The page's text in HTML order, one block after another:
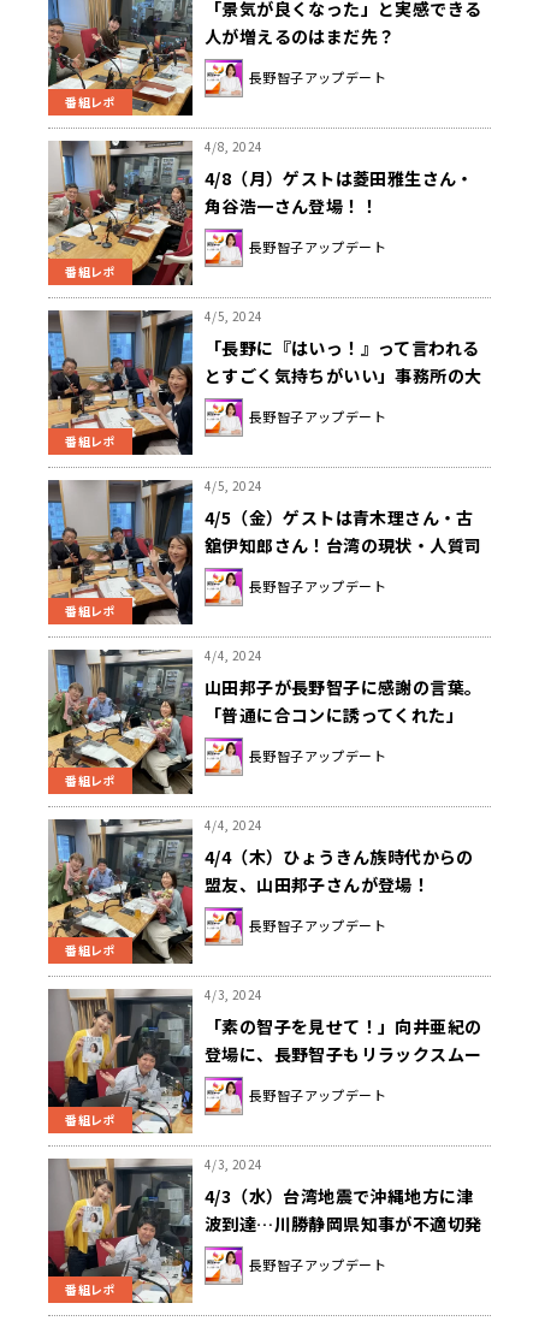
番組レポ
「景気が良くなった」と実感できる
人が増えるのはまだ先？
長野智子アップデート
番組レポ
4/8, 2024
4/8（月）ゲストは菱田雅生さん・
角谷浩一さん登場！！
長野智子アップデート
番組レポ
4/5, 2024
「長野に『はいっ！』って言われる
とすごく気持ちがいい」事務所の大
先輩・古舘伊知郎の発言に長野智子
もタジタジ！？
長野智子アップデート
番組レポ
4/5, 2024
4/5（金）ゲストは青木理さん・古
舘伊知郎さん！台湾の現状・人質司
法について深掘り
長野智子アップデート
番組レポ
4/4, 2024
山田邦子が長野智子に感謝の言葉。
「普通に合コンに誘ってくれた」
長野智子アップデート
番組レポ
4/4, 2024
4/4（木）ひょうきん族時代からの
盟友、山田邦子さんが登場！
長野智子アップデート
番組レポ
4/3, 2024
「素の智子を見せて！」向井亜紀の
登場に、長野智子もリラックスムー
ド!?
長野智子アップデート
番組レポ
4/3, 2024
4/3（水）台湾地震で沖縄地方に津
波到達…川勝静岡県知事が不適切発
言で辞意表明…ゲストはミスDJ仲間
の向井亜紀さん！
長野智子アップデート